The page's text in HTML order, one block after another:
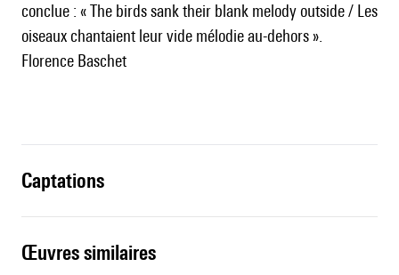
conclue : « The birds sank their blank melody outside / Les
oiseaux chantaient leur vide mélodie au-dehors ».
Florence Baschet
captations
œuvres similaires